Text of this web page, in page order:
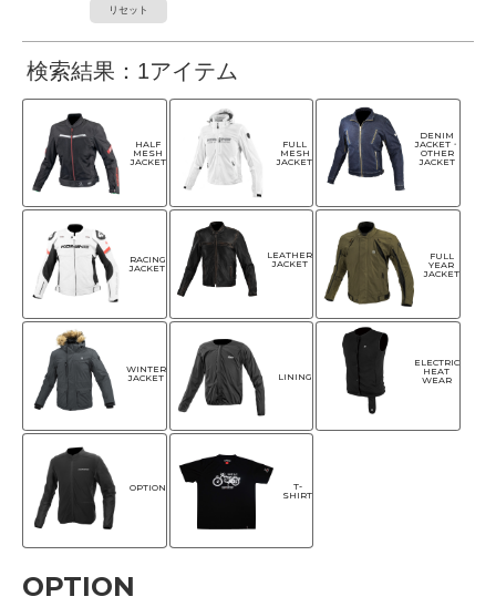
リセット
検索結果：1アイテム
HALF
MESH
JACKET
FULL
MESH
JACKET
DENIM
JACKET・
OTHER
JACKET
RACING
JACKET
LEATHER
JACKET
FULL
YEAR
JACKET
WINTER
JACKET
LINING
ELECTRIC
HEAT
WEAR
OPTION
T-
SHIRT
OPTION